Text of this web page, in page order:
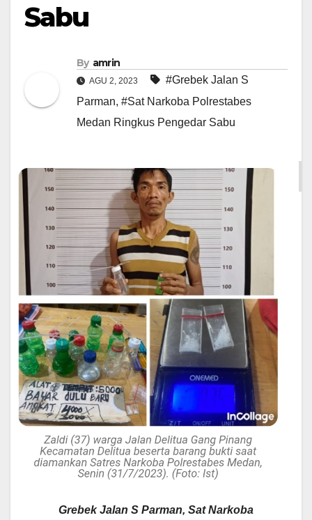
Sabu
By amrin
AGU 2, 2023
#Grebek Jalan S
Parman, #Sat Narkoba Polrestabes
Medan Ringkus Pengedar Sabu
Grebek Jalan S Parman, Sat Narkoba